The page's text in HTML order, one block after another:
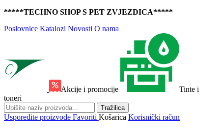
*****TECHNO SHOP S PET ZVJEZDICA*****
Poslovnice Katalozi Novosti O nama
Akcije i promocije
Tinte i
toneri
Tražilica
Usporedite proizvode Favoriti Košarica Korisnički račun